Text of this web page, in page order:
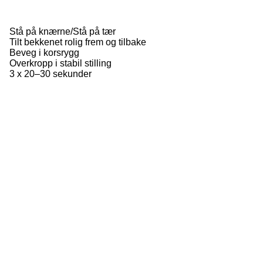
Stå på knærne/Stå på tær
Tilt bekkenet rolig frem og tilbake
Beveg i korsrygg
Overkropp i stabil stilling
3 x 20–30 sekunder